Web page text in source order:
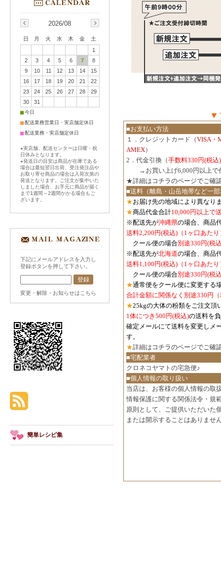
▼
■お支払い方法
１．クレジットカード（VISA・
AMEX）
2．代金引換（手数料330円(税込)
→お買い上げ6,000円以上で
★詳細は コチラのページでご確
■送料（離島・山岳地帯など一
★お届け先の地域により異なり
★商品代金合計10,000円以上で
※配送先が沖縄県の場合、商品
送料2,200円(税込)（1ヶ口あたり
クール便の場合別途330円(税
※配送先が北海道の場合、商品
送料1,100円(税込) （1ヶ口あた
クール便の場合別途330円(税
★通常便をクール便に変更する
合計金額に関係なく別途330円
★25kgの大体の粉類をご注文頂
1体につき500円(税込)の送料を
確定メールにて送料を変更しメ
す。
★詳細は コチラのページでご確
■宅配業者
クロネコヤマトの宅急便♪
■個人情報の取り扱い
当店は、お客様の個人情報の取
情報保護に関する関係法令・規
原則として、ご提供いただいた
または開示することはありませ
2026/08
日 月 火 水 木 金
土
1
2
3 4 5 6 7
8
9
10 11 12 13 14
15
16
17 18 19 20 21
22
23
24 25 26 27 28
29
30
31
■今日
■配送業務営業日・実店舗定休日
■配送業務・実店舗定休日
★実店舗、配送センターは日曜・祝
日休みとなります。
★発送日の目安は商品が在庫である
場合は最短翌日出荷、受注発注品や
お取り寄せ商品の場合は入荷次第の
発送となります。ご注文が集中いた
しました場合、お手元に商品が届く
まで1週間～2週間かかる場合もご
ざいます。
下記にメールアドレスを入力し
登録ボタンを押して下さい。
変更・解除・お知らせはこちら
簡単レシピ集